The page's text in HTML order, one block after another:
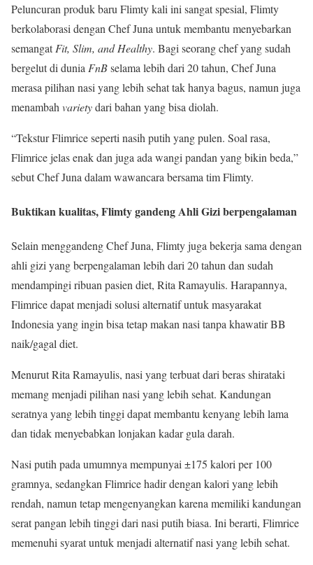
Peluncuran produk baru Flimty kali ini sangat spesial, Flimty
berkolaborasi dengan Chef Juna untuk membantu menyebarkan
semangatFit, Slim, and Healthy. Bagi seorang chef yang sudah
bergelut di dunia FnBselama lebih dari 20 tahun, Chef Juna
merasa pilihan nasi yang lebih sehat tak hanya bagus, namun juga
menambah varietydari bahan yang bisa diolah.
“Tekstur Flimrice seperti nasih putih yang pulen. Soal rasa,
Flimrice jelas enak dan juga ada wangi pandan yang bikin beda,”
sebut Chef Juna dalam wawancara bersama tim Flimty.
Buktikan kualitas, Flimty gandeng Ahli Gizi berpengalaman
Selain menggandeng Chef Juna, Flimty juga bekerja sama dengan
ahli gizi yang berpengalaman lebih dari 20 tahun dan sudah
mendampingi ribuan pasien diet, Rita Ramayulis. Harapannya,
Flimrice dapat menjadi solusi alternatif untuk masyarakat
Indonesia yang ingin bisa tetap makan nasi tanpa khawatir BB
naik/gagal diet.
Menurut Rita Ramayulis, nasi yang terbuat dari beras shirataki
memang menjadi pilihan nasi yang lebih sehat. Kandungan
seratnya yang lebih tinggi dapat membantu kenyang lebih lama
dan tidak menyebabkan lonjakan kadar gula darah.
Nasi putih pada umumnya mempunyai ±175 kalori per 100
gramnya, sedangkan Flimrice hadir dengan kalori yang lebih
rendah, namun tetap mengenyangkan karena memiliki kandungan
serat pangan lebih tinggi dari nasi putih biasa. Ini berarti, Flimrice
memenuhi syarat untuk menjadi alternatif nasi yang lebih sehat.